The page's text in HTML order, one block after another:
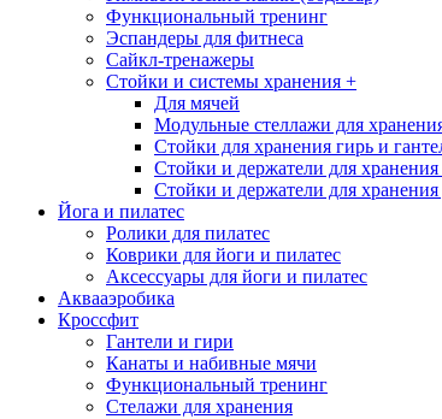
Функциональный тренинг
Эспандеры для фитнеса
Сайкл-тренажеры
Стойки и системы хранения +
Для мячей
Модульные стеллажи для
Стойки для хранения гирь и
Стойки и держатели для
Стойки и держатели для
Йога и пилатес
Ролики для пилатес
Коврики для йоги и пилатес
Аксессуары для йоги и пилатес
Аквааэробика
Кроссфит
Гантели и гири
Канаты и набивные мячи
Функциональный тренинг
Стелажи для хранения